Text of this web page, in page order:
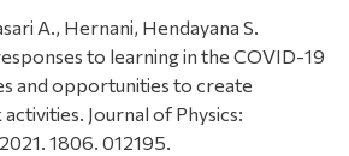
A., Hernani, Hendayana S.
to learning in the COVID-19
and opportunities to create
Journal of Physics:
1806. 012195.